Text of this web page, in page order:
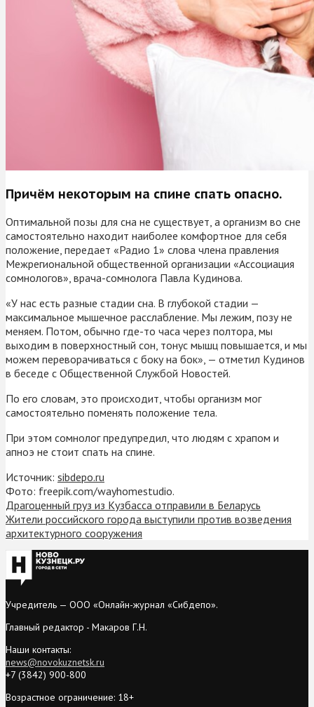
Причём некоторым на спине спать опасно.
Оптимальной позы для сна не существует, а организм во сне
самостоятельно находит наиболее комфортное для себя
положение, передает «Радио 1» слова члена правления
Межрегиональной общественной организации «Ассоциация
сомнологов», врача-сомнолога Павла Кудинова.
«У нас есть разные стадии сна. В глубокой стадии —
максимальное мышечное расслабление. Мы лежим, позу не
меняем. Потом, обычно где-то часа через полтора, мы
выходим в поверхностный сон, тонус мышц повышается, и мы
можем переворачиваться с боку на бок», — отметил Кудинов
в беседе с Общественной Службой Новостей.
По его словам, это происходит, чтобы организм мог
самостоятельно поменять положение тела.
При этом сомнолог предупредил, что людям с храпом и
апноэ не стоит спать на спине.
Источник: sibdepo.ru
Фото: freepik.com/wayhomestudio.
Драгоценный груз из Кузбасса отправили в Беларусь
Жители российского города выступили против возведения
архитектурного сооружения
Учредитель — ООО «Онлайн-журнал «Сибдепо».
Главный редактор - Макаров Г.Н.
Наши контакты:
news@novokuznetsk.ru
+7 (3842) 900-800
Возрастное ограничение: 18+